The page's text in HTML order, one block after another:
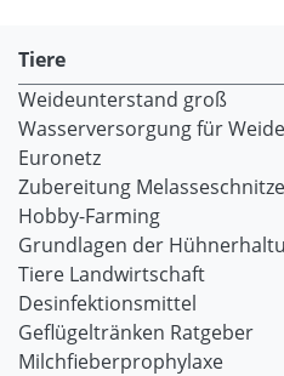
Tiere
Weideunterstand groß
Wasserversorgung für
Euronetz
Zubereitung
Hobby-Farming
Grundlagen der
Tiere Landwirtschaft
Desinfektionsmittel
Geflügeltränken Ratgeber
Milchfieberprophylaxe